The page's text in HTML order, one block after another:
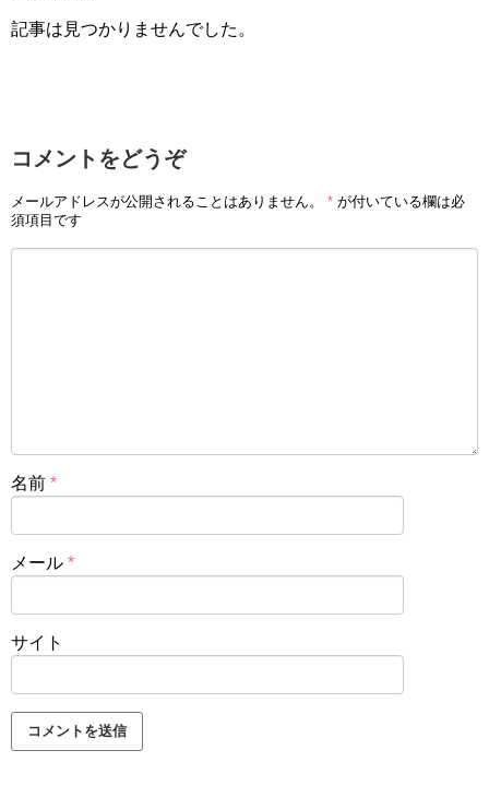
記事は見つかりませんでした。
コメントをどうぞ
メールアドレスが公開されることはありません。 * が付いている欄は必
須項目です
名前 *
メール *
サイト